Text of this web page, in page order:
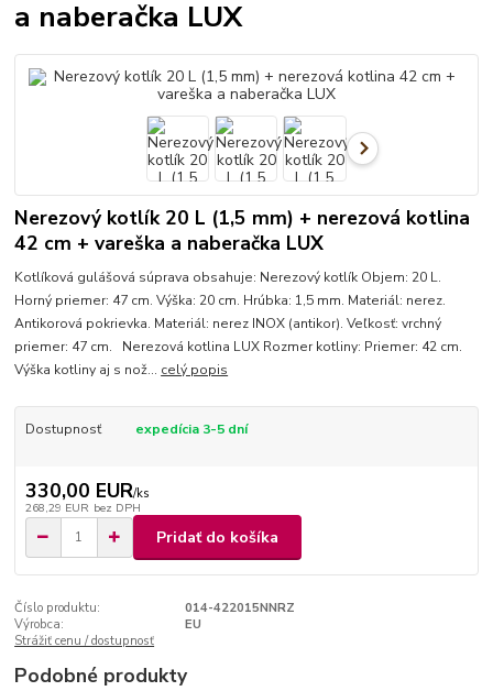
a naberačka LUX
Nerezový kotlík 20 L (1,5 mm) + nerezová kotlina
42 cm + vareška a naberačka LUX
Kotlíková gulášová súprava obsahuje: Nerezový kotlík Objem: 20 L.
Horný priemer: 47 cm. Výška: 20 cm. Hrúbka: 1,5 mm. Materiál: nerez.
Antikorová pokrievka. Materiál: nerez INOX (antikor). Veľkosť: vrchný
priemer: 47 cm. Nerezová kotlina LUX Rozmer kotliny: Priemer: 42 cm.
Výška kotliny aj s nož... celý popis
Dostupnosť expedícia 3-5 dní
330,00 EUR/ks
268,29 EUR bez DPH
Pridať do košíka
Číslo produktu:
014-422015NNRZ
Výrobca:
EU
Strážiť cenu / dostupnosť
Podobné produkty